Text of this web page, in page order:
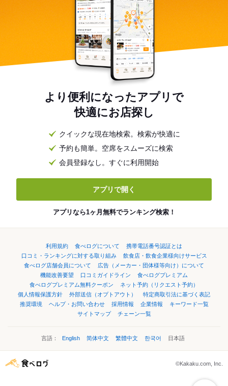
より便利になったアプリで
快適にお店探し
クイックな現在地検索。検索が快適に
予約も簡単。空席をスムーズに検索
会員登録なし。すぐに利用開始
アプリで開く
アプリなら1ヶ月無料でランキング検索！
利用規約 食べログについて
携帯電話番号認証とは
口コミ・ランキングに対する取り組み
飲食店・飲食企業様向けサービス
食べログ店舗会員について
広告（メーカー・団体様等向け）について
機能改善要望
口コミガイドライン
食べログプレミアム
食べログプレミアム無料クーポン
ネット予約（リクエスト予約）
個人情報保護方針
外部送信（オプトアウト）
特定商取引法に基づく表記
推奨環境
ヘルプ・お問い合わせ 採用情報 企業情報
キーワード一覧
サイトマップ
チェーン一覧
言語： English 简体中文 繁體中文 한국어 日本語
©Kakaku.com, Inc.